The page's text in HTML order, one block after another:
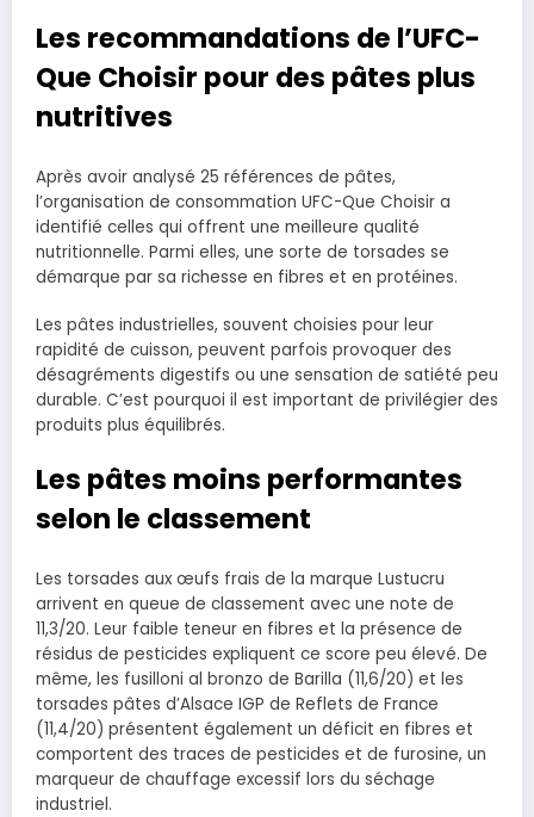
Les recommandations de l’UFC-
Que Choisir pour des pâtes plus
nutritives
Après avoir analysé 25 références de pâtes,
l’organisation de consommation UFC-Que Choisir a
identifié celles qui offrent une meilleure qualité
nutritionnelle. Parmi elles, une sorte de torsades se
démarque par sa richesse en fibres et en protéines.
Les pâtes industrielles, souvent choisies pour leur
rapidité de cuisson, peuvent parfois provoquer des
désagréments digestifs ou une sensation de satiété peu
durable. C’est pourquoi il est important de privilégier des
produits plus équilibrés.
Les pâtes moins performantes
selon le classement
Les torsades aux œufs frais de la marque Lustucru
arrivent en queue de classement avec une note de
11,3/20. Leur faible teneur en fibres et la présence de
résidus de pesticides expliquent ce score peu élevé. De
même, les fusilloni al bronzo de Barilla (11,6/20) et les
torsades pâtes d’Alsace IGP de Reflets de France
(11,4/20) présentent également un déficit en fibres et
comportent des traces de pesticides et de furosine, un
marqueur de chauffage excessif lors du séchage
industriel.